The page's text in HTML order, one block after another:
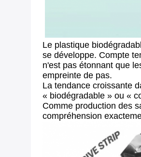
Le plastique
se développe. Compte
n'est pas étonnant que
empreinte de pas.
La tendance croissante
« biodégradable » ou «
Comme production des
compréhension